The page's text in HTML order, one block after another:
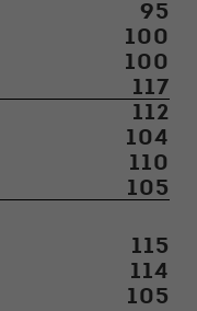
95
100
100
117
112
104
110
105
115
114
105